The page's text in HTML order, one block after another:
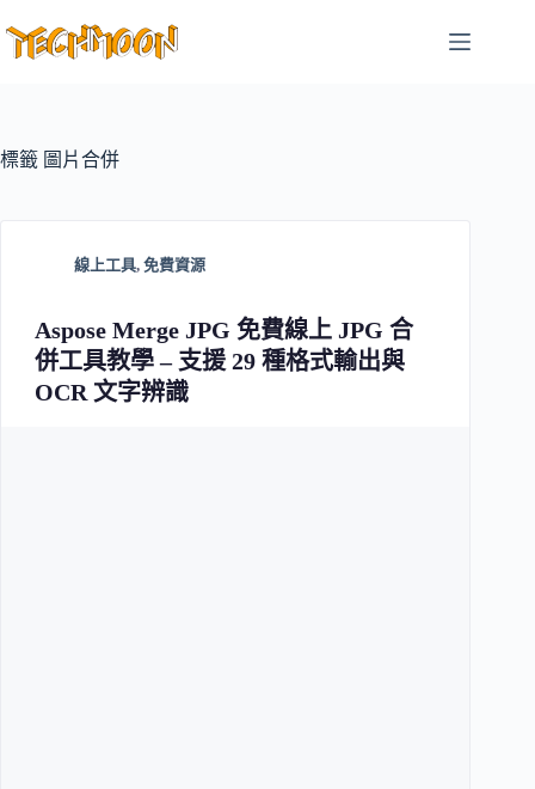
至
容
標籤 圖片合併
線上工具, 免費資源
Aspose Merge JPG 免費線上 JPG 合
併工具教學 – 支援 29 種格式輸出與
OCR 文字辨識